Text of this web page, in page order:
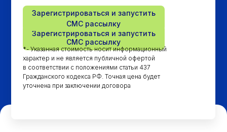
Зарегистрироваться и запустить
СМС рассылку
*- Указанная стоимость носит информационный
характер и не является публичной офертой
в соответствии с положениями статьи 437
Гражданского кодекса РФ. Точная цена будет
уточнена при заключении договора
Зарегистрироваться и запустить
СМС рассылку